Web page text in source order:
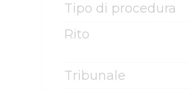
Tipo di procedura
Rito
Tribunale